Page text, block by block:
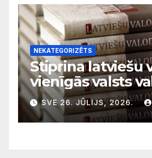
NEKATEGORIZĒTS
Stiprina latviešu
vienīgās valsts
sabiedriskajos
SVE 26. JŪLIJS, 2026.